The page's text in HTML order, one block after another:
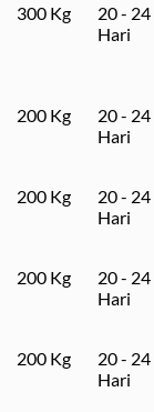
300 Kg
20 - 24
Hari
200 Kg
20 - 24
Hari
200 Kg
20 - 24
Hari
200 Kg
20 - 24
Hari
200 Kg
20 - 24
Hari